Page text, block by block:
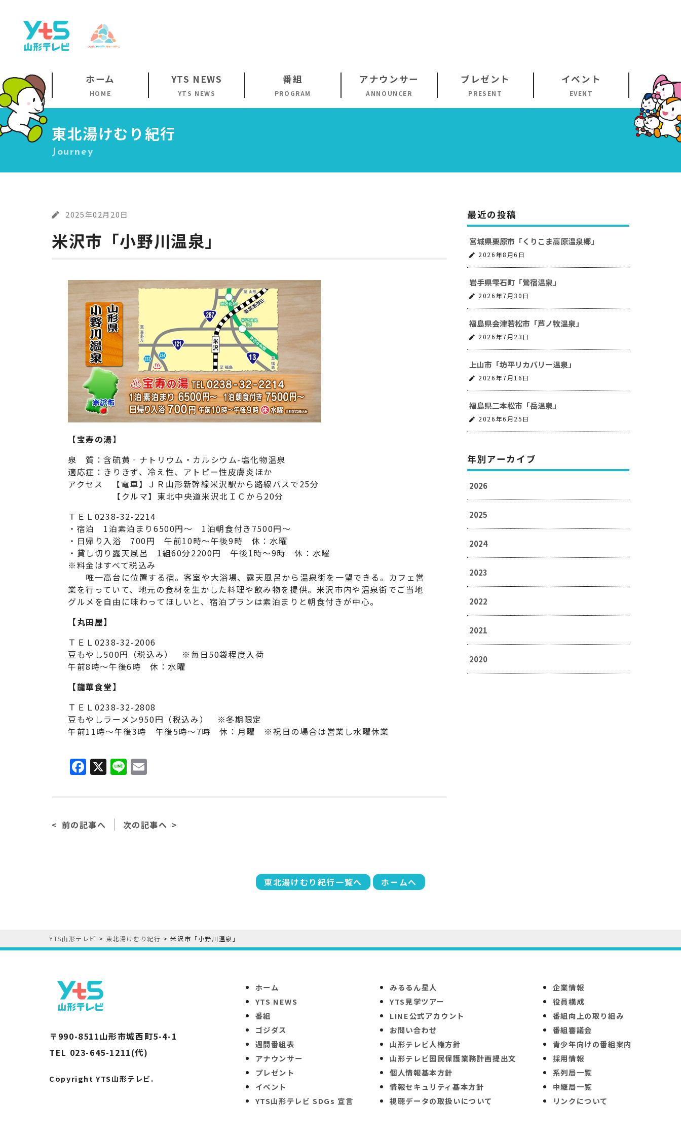
ホーム
HOME
YTS NEWS
YTS NEWS
番組
PROGRAM
アナウンサー
ANNOUNCER
プレゼント
PRESENT
イベント
EVENT
東北湯けむり紀行
Journey
2025年02月20日
米沢市「小野川温泉」
【宝寿の湯】
泉 質：含硫黄‐ナトリウム・カルシウム-塩化物温泉
適応症：きりきず、冷え性、アトピー性皮膚炎ほか
アクセス 【電車】ＪＲ山形新幹線米沢駅から路線バスで25分
【クルマ】東北中央道米沢北ＩＣから20分
ＴＥＬ0238-32-2214
・宿泊 1泊素泊まり6500円～ 1泊朝食付き7500円～
・日帰り入浴 700円 午前10時～午後9時 休：水曜
・貸し切り露天風呂 1組60分2200円 午後1時～9時 休：水曜
※料金はすべて税込み
唯一高台に位置する宿。客室や大浴場、露天風呂から温泉街を一望できる。カフェ営
業を行っていて、地元の食材を生かした料理や飲み物を提供。米沢市内や温泉街でご当地
グルメを自由に味わってほしいと、宿泊プランは素泊まりと朝食付きが中心。
【丸田屋】
ＴＥＬ0238-32-2006
豆もやし500円（税込み） ※毎日50袋程度入荷
午前8時～午後6時 休：水曜
【龍華食堂】
ＴＥＬ0238-32-2808
豆もやしラーメン950円（税込み） ※冬期限定
午前11時～午後3時 午後5時～7時 休：月曜 ※祝日の場合は営業し水曜休業
F
a
b
X Li
n
前の記事へ 次の記事へ
最近の投稿
宮城県栗原市「くりこま高原温泉郷」
2026年8月6日
岩手県雫石町「鶯宿温泉」
2026年7月30日
福島県会津若松市「芦ノ牧温泉」
2026年7月23日
上山市「坊平リカバリー温泉」
2026年7月16日
福島県二本松市「岳温泉」
2026年6月25日
年別アーカイブ
2026
2025
2024
2023
2022
2021
2020
東北湯けむり紀行一覧へ ホームへ
YTS山形テレビ > 東北湯けむり紀行 >米沢市「小野川温泉」
〒990-8511山形市城西町5-4-1
TEL 023-645-1211(代)
Copyright YTS山形テレビ.
ホーム
YTS NEWS
番組
ゴジダス
週間番組表
アナウンサー
プレゼント
イベント
YTS山形テレビ SDGs 宣言
みるるん星人
YTS見学ツアー
LINE公式アカウント
お問い合わせ
山形テレビ人権方針
山形テレビ国民保護業務計画提出文
個人情報基本方針
情報セキュリティ基本方針
視聴データの取扱いについて
企業情報
役員構成
番組向上の取り組み
番組審議会
青少年向けの番組案内
採用情報
系列局一覧
中継局一覧
リンクについて